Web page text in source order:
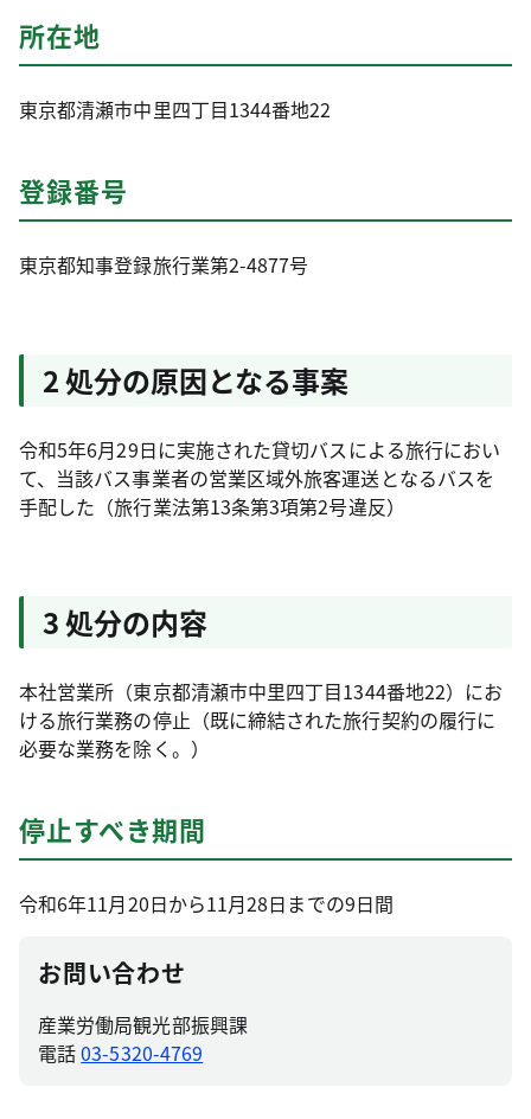
所在地
東京都清瀬市中里四丁目1344番地22
登録番号
東京都知事登録旅行業第2-4877号
2 処分の原因となる事案
令和5年6月29日に実施された貸切バスによる旅行におい
て、当該バス事業者の営業区域外旅客運送となるバスを
手配した（旅行業法第13条第3項第2号違反）
3 処分の内容
本社営業所（東京都清瀬市中里四丁目1344番地22）にお
ける旅行業務の停止（既に締結された旅行契約の履行に
必要な業務を除く。）
停止すべき期間
令和6年11月20日から11月28日までの9日間
お問い合わせ
産業労働局観光部振興課
電話03-5320-4769